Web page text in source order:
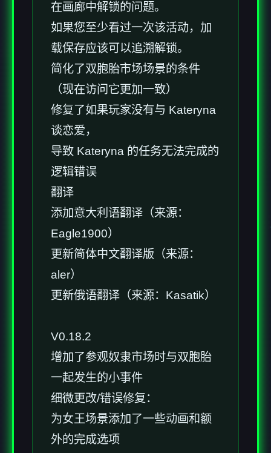
在画廊中解锁的问题。
如果您至少看过一次该活动，加
载保存应该可以追溯解锁。
简化了双胞胎市场场景的条件
（现在访问它更加一致）
修复了如果玩家没有与 Kateryna
谈恋爱，
导致 Kateryna 的任务无法完成的
逻辑错误
翻译
添加意大利语翻译（来源：
Eagle1900）
更新简体中文翻译版（来源：
aler）
更新俄语翻译（来源：Kasatik）
V0.18.2
增加了参观奴隶市场时与双胞胎
一起发生的小事件
细微更改/错误修复：
为女王场景添加了一些动画和额
外的完成选项